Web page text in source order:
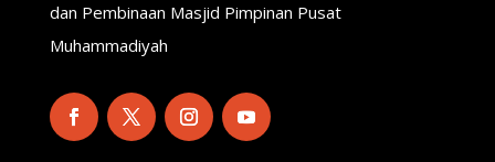
dan Pembinaan Masjid Pimpinan Pusat
Muhammadiyah